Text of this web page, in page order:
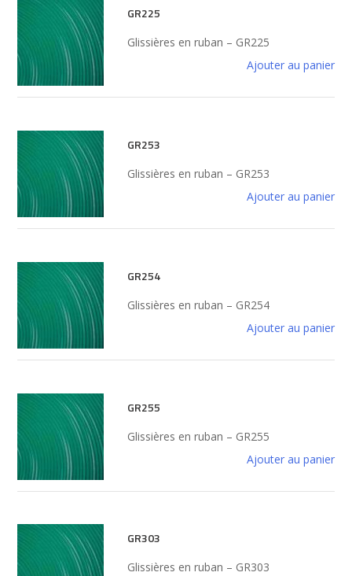
GR225
Glissières en ruban – GR225
Ajouter au panier
GR253
Glissières en ruban – GR253
Ajouter au panier
GR254
Glissières en ruban – GR254
Ajouter au panier
GR255
Glissières en ruban – GR255
Ajouter au panier
GR303
Glissières en ruban – GR303